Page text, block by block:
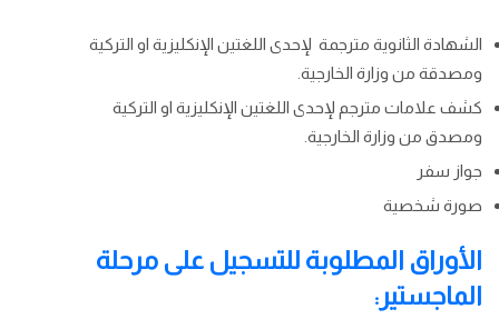
الشهادة الثانوية مترجمة لإحدى اللغتين الإنكليزية او التركية
ومصدقة من وزارة الخارجية.
كشف علامات مترجم لإحدى اللغتين الإنكليزية او التركية
ومصدق من وزارة الخارجية.
جواز سفر
صورة شخصية
الأوراق المطلوبة للتسجيل على مرحلة
الماجستير: